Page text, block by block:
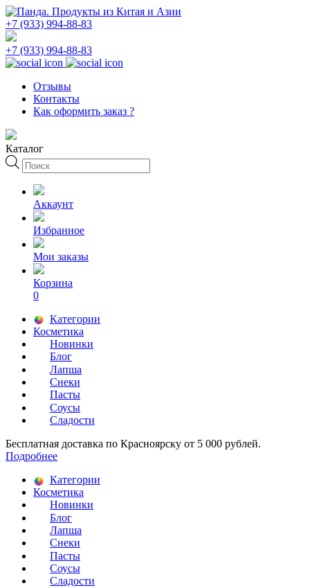
+7 (933) 994-88-83
+7 (933) 994-88-83
Отзывы
Контакты
Как оформить заказ ?
Каталог
Поиск
товаров
Аккаунт
Избранное
Мои заказы
Корзина
0
Категории
Косметика
Новинки
Блог
Лапша
Снеки
Пасты
Соусы
Сладости
Бесплатная доставка по Красноярску от 5 000 рублей.
Подробнее
Категории
Косметика
Новинки
Блог
Лапша
Снеки
Пасты
Соусы
Сладости